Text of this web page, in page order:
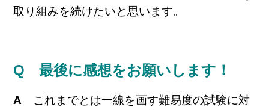
取り組みを続けたいと思います。
Q 最後に感想をお願いします！
A これまでとは一線を画す難易度の試験に対